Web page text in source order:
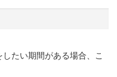
たい期間がある場合、こ